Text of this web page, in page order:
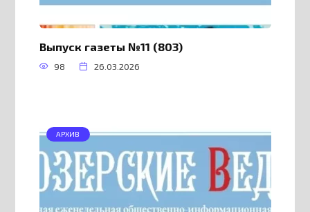
Выпуск газеты №11 (803)
98 26.03.2026
АРХИВ